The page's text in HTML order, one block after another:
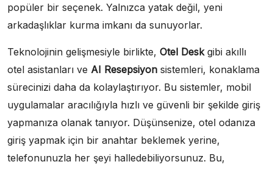
popüler bir seçenek. Yalnızca yatak değil, yeni
arkadaşlıklar kurma imkanı da sunuyorlar.
Teknolojinin gelişmesiyle birlikte, Otel Deskgibi akıllı
otel asistanları ve AI Resepsiyon sistemleri, konaklama
sürecinizi daha da kolaylaştırıyor. Bu sistemler, mobil
uygulamalar aracılığıyla hızlı ve güvenli bir şekilde giriş
yapmanıza olanak tanıyor. Düşünsenize, otel odanıza
giriş yapmak için bir anahtar beklemek yerine,
telefonunuzla her şeyi halledebiliyorsunuz. Bu,